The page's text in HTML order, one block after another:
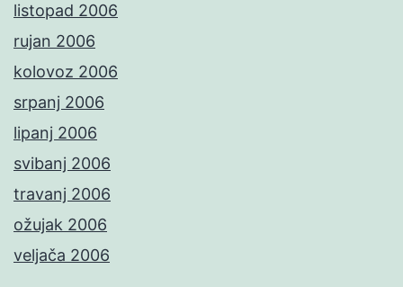
listopad 2006
rujan 2006
kolovoz 2006
srpanj 2006
lipanj 2006
svibanj 2006
travanj 2006
ožujak 2006
veljača 2006